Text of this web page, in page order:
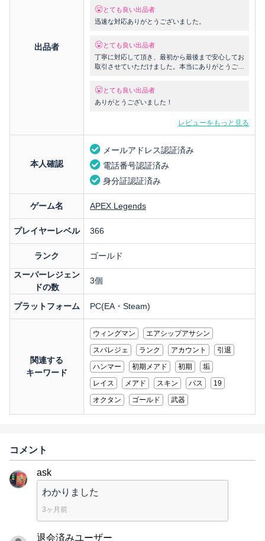
出品者
とても良い出品者
迅速な対応ありがとうございました。
とても良い出品者
丁寧に対応して頂き、最初から最後まで安心してお
取引させていただけました。本当にありがとうござ
とても良い出品者
ありがとうございました！
レビューをもっと見る
本人確認
メールアドレス認証済み
電話番号認証済み
身分証認証済み
ゲーム名 APEX Legends
プレイヤーレベル 366
ランク
ゴールド
スーパーレジェン
ドの数
3個
プラットフォーム PC(EA・Steam)
関連する
キーワード
ウィングマン
エアシップアサシン
スパレジェ
ランク アカウント
引退
ハンマー
初期メアド 初期
垢
レイス
メアド スキン パス
19
オクタン
ゴールド 武器
コメント
ask
わかりました
3ヶ月前
退会済みユーザー